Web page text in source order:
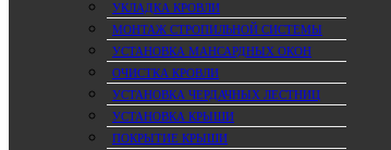
УКЛАДКА КРОВЛИ
МОНТАЖ СТРОПИЛЬНОЙ СИСТЕМЫ
УСТАНОВКА МАНСАРДНЫХ ОКОН
ОЧИСТКА КРОВЛИ
УСТАНОВКА ЧЕРДАЧНЫХ ЛЕСТНИЦ
УСТАНОВКА КРЫШИ
ПОКРЫТИЕ КРЫШИ